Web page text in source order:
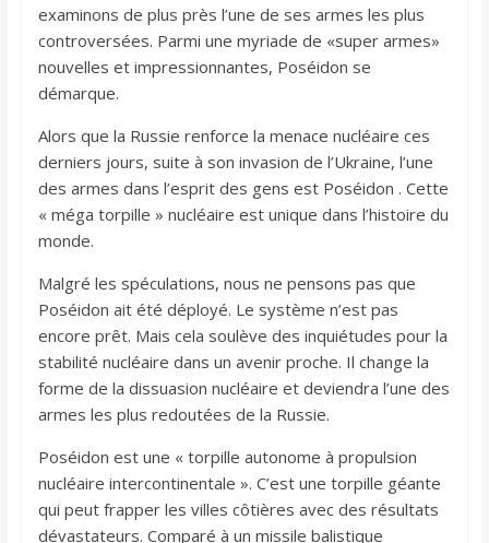
examinons de plus près l’une de ses armes les plus
controversées. Parmi une myriade de «super armes»
nouvelles et impressionnantes, Poséidon se
démarque.
Alors que la Russie renforce la menace nucléaire ces
derniers jours, suite à son invasion de l’Ukraine, l’une
des armes dans l’esprit des gens est Poséidon . Cette
« méga torpille » nucléaire est unique dans l’histoire du
monde.
Malgré les spéculations, nous ne pensons pas que
Poséidon ait été déployé. Le système n’est pas
encore prêt. Mais cela soulève des inquiétudes pour la
stabilité nucléaire dans un avenir proche. Il change la
forme de la dissuasion nucléaire et deviendra l’une des
armes les plus redoutées de la Russie.
Poséidon est une « torpille autonome à propulsion
nucléaire intercontinentale ». C’est une torpille géante
qui peut frapper les villes côtières avec des résultats
dévastateurs. Comparé à un missile balistique